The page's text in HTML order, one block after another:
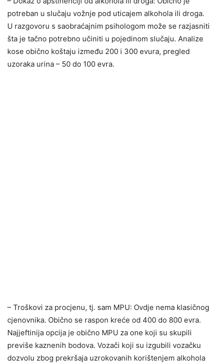
potreban u slučaju vožnje pod uticajem alkohola ili droga.
U razgovoru s saobraćajnim psihologom može se razjasniti
šta je tačno potrebno učiniti u pojedinom slučaju. Analize
kose obično koštaju između 200 i 300 evura, pregled
uzoraka urina – 50 do 100 evra.
– Troškovi za procjenu, tj. sam MPU: Ovdje nema klasičnog
cjenovnika. Obično se raspon kreće od 400 do 800 evra.
Najjeftinija opcija je obično MPU za one koji su skupili
previše kaznenih bodova. Vozači koji su izgubili vozačku
dozvolu zbog prekršaja uzrokovanih korištenjem alkohola